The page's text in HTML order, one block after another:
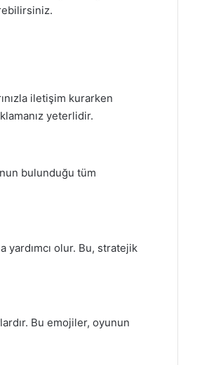
iletişim kurarken
yeterlidir.
bulunduğu tüm
yardımcı olur. Bu, stratejik
Bu emojiler, oyunun